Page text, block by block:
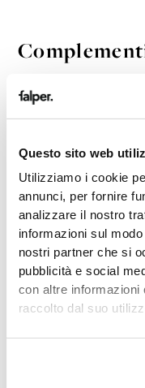
Questo sito web
Utilizziamo i cookie
annunci, per fornire
analizzare il nostro
informazioni sul
nostri partner che si
pubblicità e social
con altre informazioni
raccolto dal suo
PIANI CON LAVABO